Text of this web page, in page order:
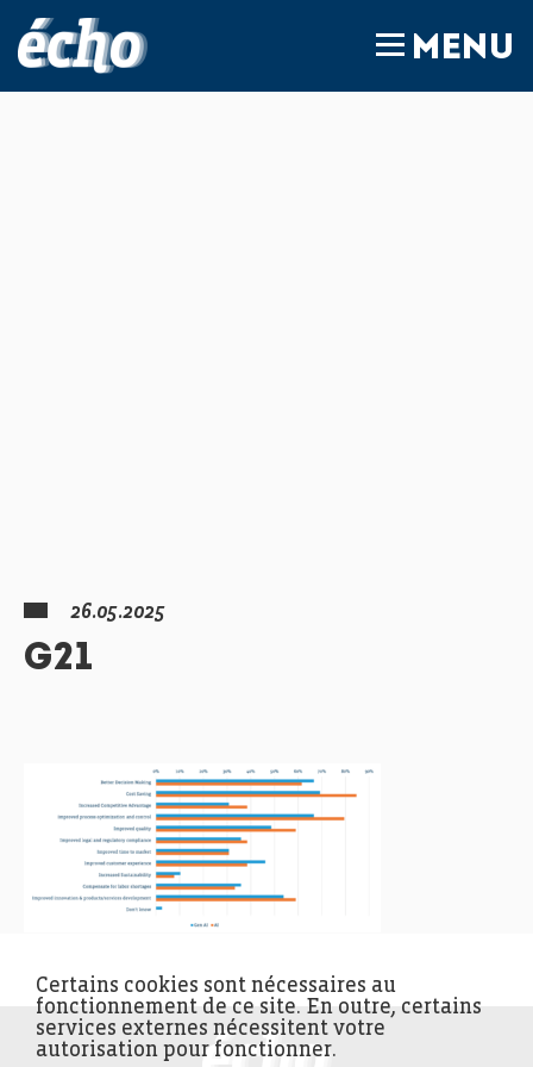
MENU
26.05.2025
G21
FEDIL écho
Certains cookies sont nécessaires au
fonctionnement de ce site. En outre, certains
services externes nécessitent votre
autorisation pour fonctionner.